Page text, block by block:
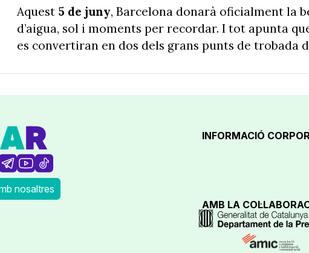
Aquest 5 de juny, Barcelona donarà oficialment la
d’aigua, sol i moments per recordar. I tot apunta
es convertiran en dos dels grans punts de trobada
nosaltres
INFORMACIÓ
AMB LA